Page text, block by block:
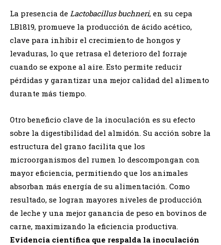
La presencia de Lactobacillus buchneri, en su cepa
LB1819, promueve la producción de ácido acético,
clave para inhibir el crecimiento de hongos y
levaduras, lo que retrasa el deterioro del forraje
cuando se expone al aire. Esto permite reducir
pérdidas y garantizar una mejor calidad del alimento
durante más tiempo.
Otro beneficio clave de la inoculación es su efecto
sobre la digestibilidad del almidón. Su acción sobre la
estructura del grano facilita que los
microorganismos del rumen lo descompongan con
mayor eficiencia, permitiendo que los animales
absorban más energía de su alimentación. Como
resultado, se logran mayores niveles de producción
de leche y una mejor ganancia de peso en bovinos de
carne, maximizando la eficiencia productiva.
Evidencia científica que respalda la inoculación